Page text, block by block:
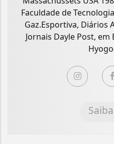
Faculdade de
Gaz.Esportiva, Diários
Jornais Dayle Post,